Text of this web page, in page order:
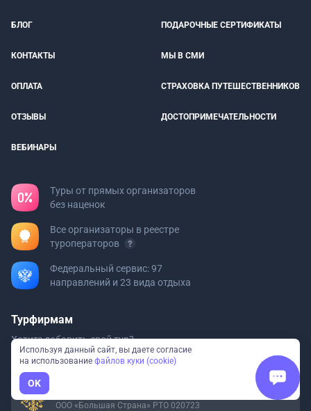
БЛОГ ПОДАРОЧНЫЕ СЕРТИФИКАТЫ
КОНТАКТЫ МЫ В СМИ
ОПЛАТА СТРАХОВКА ПУТЕШЕСТВЕННИКОВ
ОТЗЫВЫ ДОСТОПРИМЕЧАТЕЛЬНОСТИ
ВЕБИНАРЫ
Туры от прямых организаторов
без наценок
Все организаторы в реестре
туроператоров
Федеральный сервис: 97
направлений и 23 вида отдыха
Турфирмам
Хотите добавить свой тур?
Пишите наorg@bolshayastrana.com
ООО «Большая Страна» РТО 020723
Используя данный сайт, вы даете согласие
на использование файлов куки (cookie)
OK